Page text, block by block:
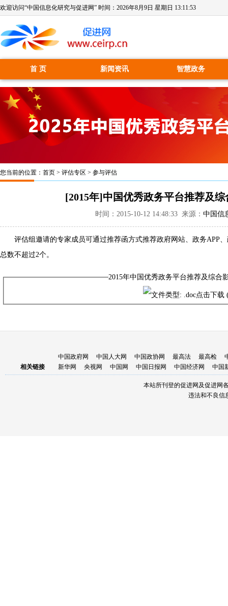
欢迎访问“中国信息化研究与促进网” 时间： 2026年8月9日 星期日 13:11:53
首 页 新闻资讯 智慧政务
您当前的位置： 首页 > 评估专区 > 参与评估
[2015年]中国优秀政务平台推荐及
时间：2015-10-12 14:48:33 来源： 中国信
评估组邀请的专家成员可通过推荐函方式推荐政府网站、政务APP
总数不超过2个。
2015年中国优秀政务平台推荐及综合
点击下载
相关链接
中国政府网 中国人大网 中国政协网 最高法 最高检
新华网
央视网 中国网 中国日报网 中国经济网 中国
本站所刊登的促进网及促进网
违法和不良信